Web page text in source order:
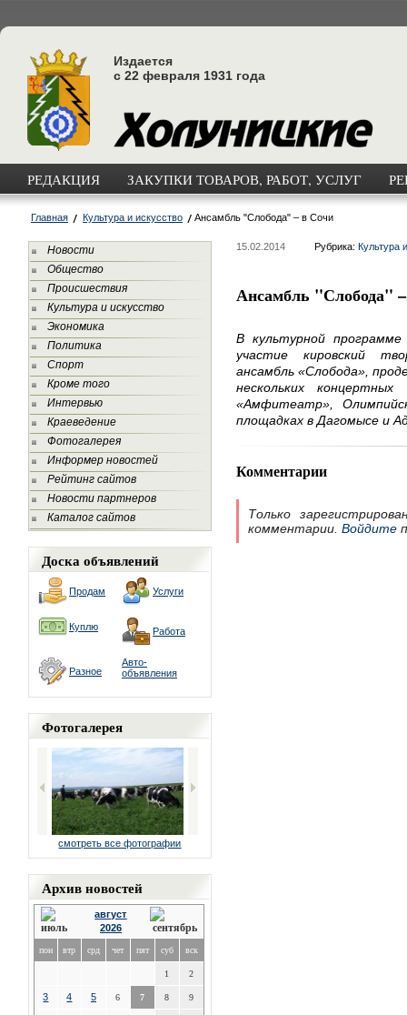
Издается
с 22 февраля 1931 года
РЕДАКЦИЯ ЗАКУПКИ ТОВАРОВ, РАБОТ, УСЛУГ
Главная Культура и искусство Ансамбль "Слобода" – в Сочи
Новости
Общество
Происшествия
Культура и искусство
Экономика
Политика
Спорт
Кроме того
Интервью
Краеведение
Фотогалерея
Информер новостей
Рейтинг сайтов
Новости партнеров
Каталог сайтов
Доска объявлений
Продам Услуги
Куплю Работа
Разное
Авто-
объявления
Фотогалерея
смотреть все фотографии
Архив новостей
август
2026
пон втр срд чет пят суб вск
1 2
3 4 5 6 7 8 9
15.02.2014 Рубрика: Культура
Ансамбль "Слобода"
В культурной
участие кировский
ансамбль «Слобода»,
нескольких
«Амфитеатр»,
площадках в Дагомысе и
Комментарии
Только
комментарии. Войдите